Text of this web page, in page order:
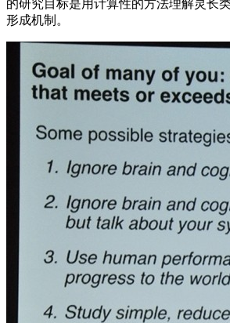
的研究目标是用计算性的方法理解灵长
形成机制。